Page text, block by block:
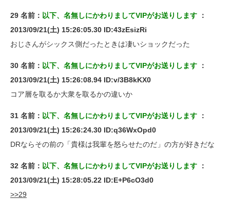
29 名前： 以下、名無しにかわりましてVIPがお送りします ：
2013/09/21(土) 15:26:05.30 ID:43zEsizRi
おじさんがシックス側だったときは凄いショックだった
30 名前： 以下、名無しにかわりましてVIPがお送りします ：
2013/09/21(土) 15:26:08.94 ID:v/3B8kKX0
コア層を取るか大衆を取るかの違いか
31 名前： 以下、名無しにかわりましてVIPがお送りします ：
2013/09/21(土) 15:26:24.30 ID:q36WxOpd0
DRならその前の「貴様は我輩を怒らせたのだ」の方が好きだな
32 名前： 以下、名無しにかわりましてVIPがお送りします ：
2013/09/21(土) 15:28:05.22 ID:E+P6cO3d0
>>29